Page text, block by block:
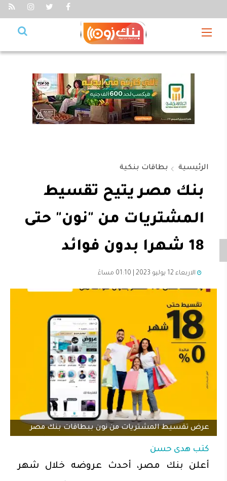
الرئيسية بطاقات بنكية
بنك مصر يتيح تقسيط
المشتريات من "نون" حتى
18 شهرا بدون فوائد
الاربعاء 12 يوليو 2023 | 01:10 مساءً
عرض تقسيط المشتريات من نون ببطاقات بنك مصر
كتب هدى حسن
أعلن بنك مصر، أحدث عروضه خلال شهر